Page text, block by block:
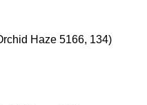
Haze 5166, 134)